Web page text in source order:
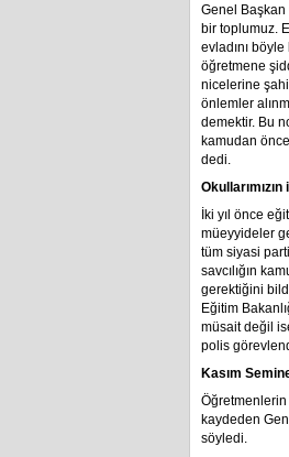
Genel Başkan
bir toplumuz.
evladını
öğretmene
nicelerine
önlemler
demektir. Bu
kamudan önce
dedi.
İki yıl önce
müeyyideler
tüm siyasi
savcılığın
gerektiğini
Eğitim
müsait değil
polis
Kasım
Öğretmenlerin
kaydeden
söyledi.